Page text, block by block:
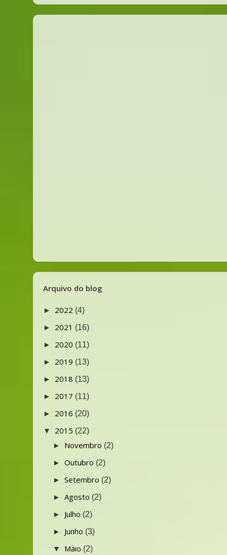
Arquivo do blog
► 2022 (4)
► 2021 (16)
► 2020 (11)
► 2019 (13)
► 2018 (13)
► 2017 (11)
► 2016 (20)
▼ 2015 (22)
► Novembro (2)
►Outubro (2)
►Setembro (2)
►Agosto (2)
► Julho (2)
► Junho (3)
▼ Maio (2)